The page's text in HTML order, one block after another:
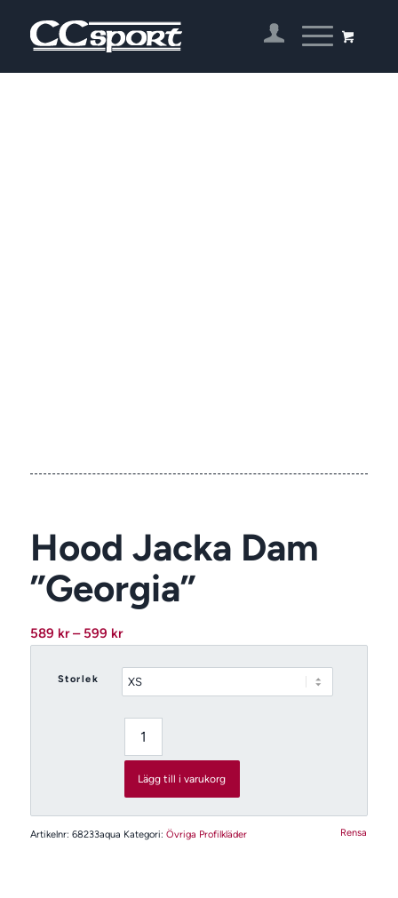
Hood Jacka Dam
”Georgia”
589 kr – 599 krPrisintervall:
till
599 kr
Storlek
Rensa
Lägg till i varukorg
Artikelnr: 68233aqua Kategori: Övriga Profilkläder